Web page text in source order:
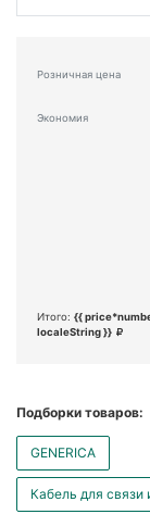
Розничная цена
Экономия
Итого: {{
localeString }}
Подборки товаров:
GENERICA
Кабель для связи